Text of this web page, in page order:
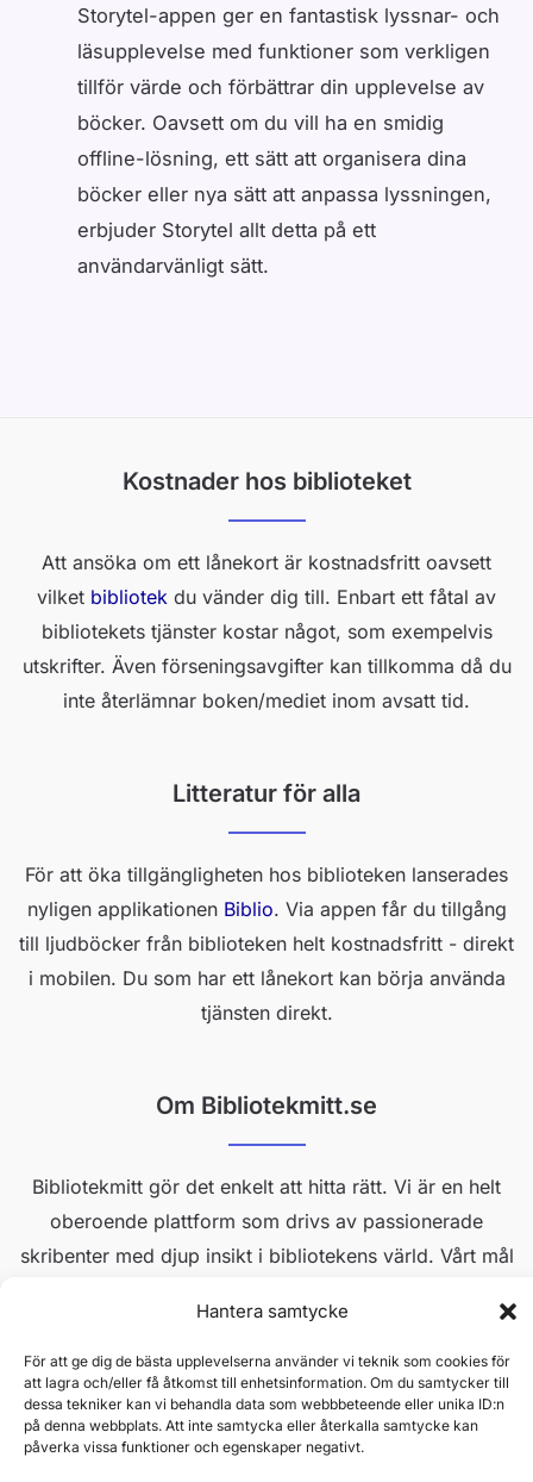
Hantera samtycke
För att ge dig de bästa upplevelserna använder vi teknik som cookies för
att lagra och/eller få åtkomst till enhetsinformation. Om du samtycker till
dessa tekniker kan vi behandla data som webbbeteende eller unika ID:n
på denna webbplats. Att inte samtycka eller återkalla samtycke kan
påverka vissa funktioner och egenskaper negativt.
Storytel-appen ger en fantastisk lyssnar- och
läsupplevelse med funktioner som verkligen
tillför värde och förbättrar din upplevelse av
böcker. Oavsett om du vill ha en smidig
offline-lösning, ett sätt att organisera dina
böcker eller nya sätt att anpassa lyssningen,
erbjuder Storytel allt detta på ett
användarvänligt sätt.
Kostnader hos biblioteket
Att ansöka om ett lånekort är kostnadsfritt oavsett
vilket bibliotek du vänder dig till. Enbart ett fåtal av
bibliotekets tjänster kostar något, som exempelvis
utskrifter. Även förseningsavgifter kan tillkomma då du
inte återlämnar boken/mediet inom avsatt tid.
Litteratur för alla
För att öka tillgängligheten hos biblioteken lanserades
nyligen applikationen Biblio. Via appen får du tillgång
till ljudböcker från biblioteken helt kostnadsfritt - direkt
i mobilen. Du som har ett lånekort kan börja använda
tjänsten direkt.
Om Bibliotekmitt.se
Bibliotekmitt gör det enkelt att hitta rätt. Vi är en helt
oberoende plattform som drivs av passionerade
skribenter med djup insikt i bibliotekens värld. Vårt mål
opartiska guider till Sveriges alla bibliotekstjänster.